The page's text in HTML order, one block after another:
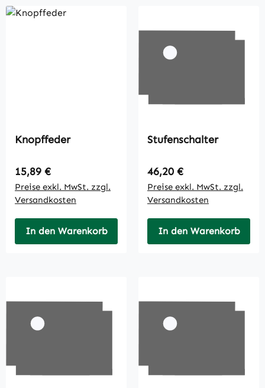
Knopffeder
Regulärer Preis:
15,89 €
Preise exkl. MwSt. zzgl.
Versandkosten
In den Warenkorb
Stufenschalter
Regulärer Preis:
46,20 €
Preise exkl. MwSt. zzgl.
Versandkosten
In den Warenkorb